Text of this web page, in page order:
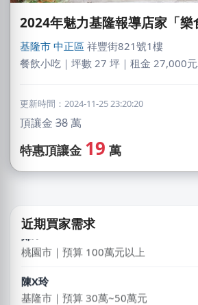
2024年魅力基隆報導店家「樂
基隆市 中正區 祥豐街821號1樓
餐飲小吃｜坪數 27 坪｜租金 27,000
更新時間：2024-11-25 23:20:20
頂讓金 38萬
特惠頂讓金 19 萬
近期買家需求
廖X姐
南投縣｜預算 10萬~30萬元
江X珮
鄭X
桃園市｜預算 100萬元以上
基隆市｜預算 30萬~50萬元